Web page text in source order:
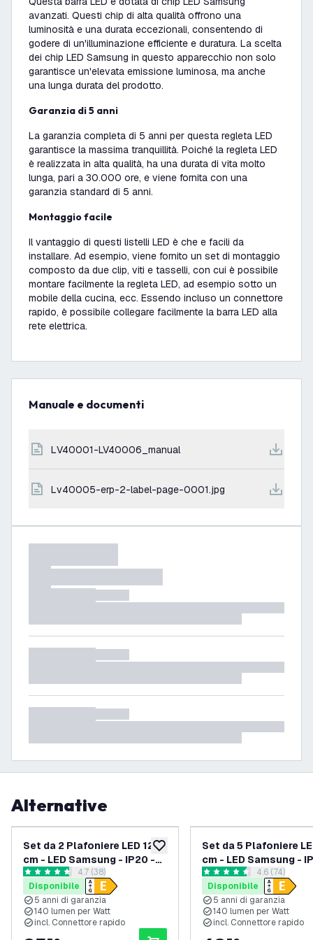
avanzati. Questi chip di alta qualità offrono una
luminosità e una durata eccezionali, consentendo di
godere di un'illuminazione efficiente e duratura. La scelta
dei chip LED Samsung in questo apparecchio non solo
garantisce un'elevata emissione luminosa, ma anche
una lunga durata del prodotto.
Garanzia di 5 anni
La garanzia completa di 5 anni per questa regleta LED
garantisce la massima tranquillità. Poiché la regleta LED
è realizzata in alta qualità, ha una durata di vita molto
lunga, pari a 30.000 ore, e viene fornita con una
garanzia standard di 5 anni.
Montaggio facile
Il vantaggio di questi listelli LED è che e facili da
installare. Ad esempio, viene fornito un set di montaggio
composto da due clip, viti e tasselli, con cui è possibile
montare facilmente la regleta LED, ad esempio sotto un
mobile della cucina, ecc. Essendo incluso un connettore
rapido, è possibile collegare facilmente la barra LED alla
rete elettrica.
Manuale e documenti
LV40001-LV40006_manual
lv40005-erp-2-label-page-0001.jpg
Alternative
aggiungi alla lista desideri
Set da 2 Plafoniere LED 120
cm - LED Samsung - IP20 -
30W - 140 lm/W - 4000K - 5
anni di garanzia
apri il cassetto delle recensioni
4.7 stelle di valutazione
4.7 (38)
Disponibile
5 anni di garanzia
140 lumen per Watt
incl. Connettore rapido
Set da 5 Plafoniere
cm - LED Samsung -
30W - 140 lm/W -
anni di garanzia
apri il
4.6 stelle di valutazione
4.6 (74)
Disponibile
5 anni di garanzia
140 lumen per Watt
incl. Connettore rapido